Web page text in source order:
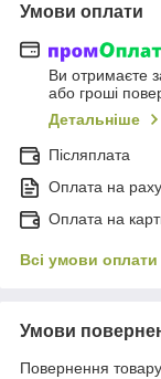
Умови оплати
Ви отримаєте
або гроші
Детальніше
Післяплата
Оплата на
Оплата на
Всі умови оплати
Умови
Повернення